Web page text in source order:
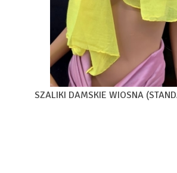
SZALIKI DAMSKIE WIOSNA